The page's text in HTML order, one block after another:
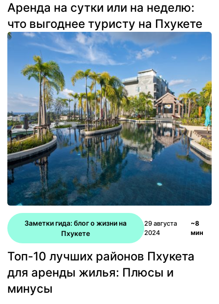
Аренда на сутки или на неделю:
что выгоднее туристу на Пхукете
Заметки гида: блог о жизни на
Пхукете
29 августа
2024
~8
мин
Топ-10 лучших районов Пхукета
для аренды жилья: Плюсы и
минусы